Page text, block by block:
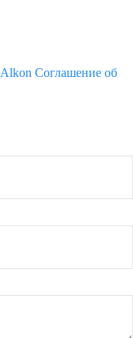
Alkon Соглашение об